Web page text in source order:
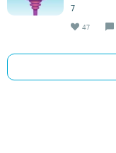
7
47